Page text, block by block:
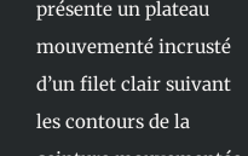
présente un plateau
mouvementé incrusté
d’un filet clair suivant
les contours de la